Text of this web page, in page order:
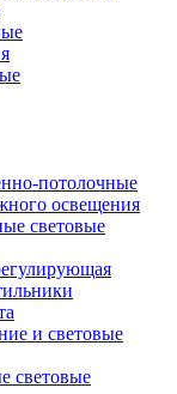
потолочные
освещения
световые
и световые
световые